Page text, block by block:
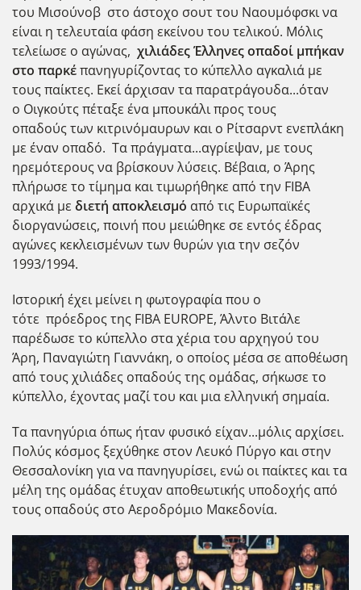
του Μισούνοβ στο άστοχο σουτ του Ναουμόφσκι να
είναι η τελευταία φάση εκείνου του τελικού. Μόλις
τελείωσε ο αγώνας, χιλιάδες Έλληνες οπαδοί μπήκαν
στο παρκέπανηγυρίζοντας το κύπελλο αγκαλιά με
τους παίκτες. Εκεί άρχισαν τα παρατράγουδα...όταν
ο Οιγκούτς πέταξε ένα μπουκάλι προς τους
οπαδούς των κιτρινόμαυρων και ο Ρίτσαρντ ενεπλάκη
με έναν οπαδό. Τα πράγματα...αγρίεψαν, με τους
ηρεμότερους να βρίσκουν λύσεις. Βέβαια, ο Άρης
πλήρωσε το τίμημα και τιμωρήθηκε από την FIBA
αρχικά με διετή αποκλεισμό από τις Ευρωπαϊκές
διοργανώσεις, ποινή που μειώθηκε σε εντός έδρας
αγώνες κεκλεισμένων των θυρών για την σεζόν
1993/1994.
Ιστορική έχει μείνει η φωτογραφία που ο
τότε πρόεδρος της FIBA EUROPE, Άλντο Βιτάλε
παρέδωσε το κύπελλο στα χέρια του αρχηγού του
Άρη, Παναγιώτη Γιαννάκη, ο οποίος μέσα σε αποθέωση
από τους χιλιάδες οπαδούς της ομάδας, σήκωσε το
κύπελλο, έχοντας μαζί του και μια ελληνική σημαία.
Τα πανηγύρια όπως ήταν φυσικό είχαν...μόλις αρχίσει.
Πολύς κόσμος ξεχύθηκε στον Λευκό Πύργο και στην
Θεσσαλονίκη για να πανηγυρίσει, ενώ οι παίκτες και τα
μέλη της ομάδας έτυχαν αποθεωτικής υποδοχής από
τους οπαδούς στο Αεροδρόμιο Μακεδονία.